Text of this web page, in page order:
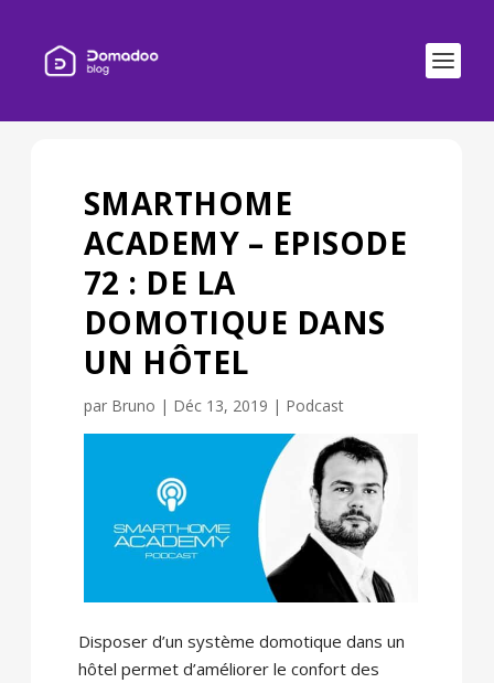
SMARTHOME
ACADEMY – EPISODE
72 : DE LA
DOMOTIQUE DANS
UN HÔTEL
par Bruno | Déc 13, 2019 | Podcast
Disposer d’un système domotique dans un
hôtel permet d’améliorer le confort des